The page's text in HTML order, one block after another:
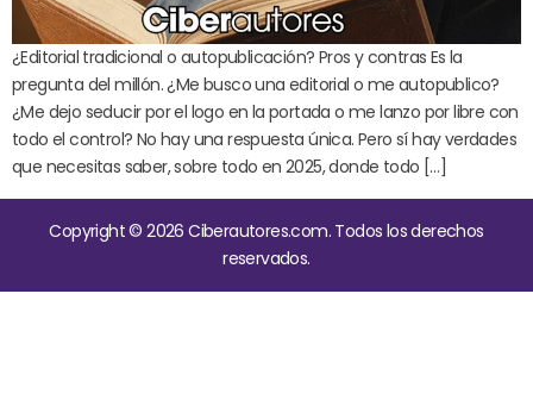
¿Editorial tradicional o autopublicación? Pros y contras Es la
pregunta del millón. ¿Me busco una editorial o me autopublico?
¿Me dejo seducir por el logo en la portada o me lanzo por libre con
todo el control? No hay una respuesta única. Pero sí hay verdades
que necesitas saber, sobre todo en 2025, donde todo […]
Copyright © 2026 Ciberautores.com. Todos los derechos
reservados.